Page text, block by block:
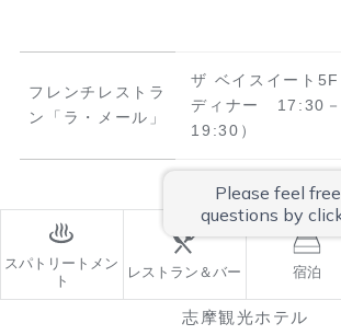
フレンチレストラ
ン「ラ・メール」
ザ ベイスイート5F
ディナー 17:30
19:30）
和食総料理長がお届け
理 塚原巨司の料理ス
スパトリートメン
ト
レストラン＆バー 宿泊
志摩観光ホテル